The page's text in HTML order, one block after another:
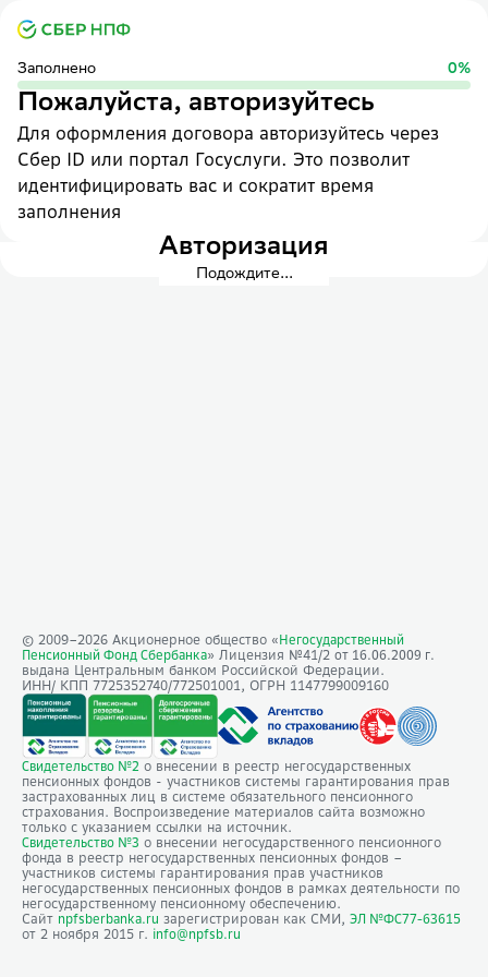
Заполнено 0%
Пожалуйста, авторизуйтесь
Для оформления договора авторизуйтесь через
Сбер ID или портал Госуслуги. Это позволит
идентифицировать вас и сократит время
заполнения
Авторизация
Подождите...
© 2009–2026 Акционерное общество « Негосударственный
Пенсионный Фонд Сбербанка» Лицензия №41/2 от 16.06.2009 г.
выдана Центральным банком Российской Федерации.
ИНН/ КПП 7725352740/772501001, ОГРН 1147799009160
Свидетельство №2 о внесении в реестр негосударственных
пенсионных фондов - участников системы гарантирования прав
застрахованных лиц в системе обязательного пенсионного
страхования. Воспроизведение материалов сайта возможно
только с указанием ссылки на источник.
Свидетельство №3 о внесении негосударственного пенсионного
фонда в реестр негосударственных пенсионных фондов –
участников системы гарантирования прав участников
негосударственных пенсионных фондов в рамках деятельности по
негосударственному пенсионному обеспечению.
Сайт npfsberbanka.ru зарегистрирован как СМИ, ЭЛ №ФС77-63615
от 2 ноября 2015 г. info@npfsb.ru